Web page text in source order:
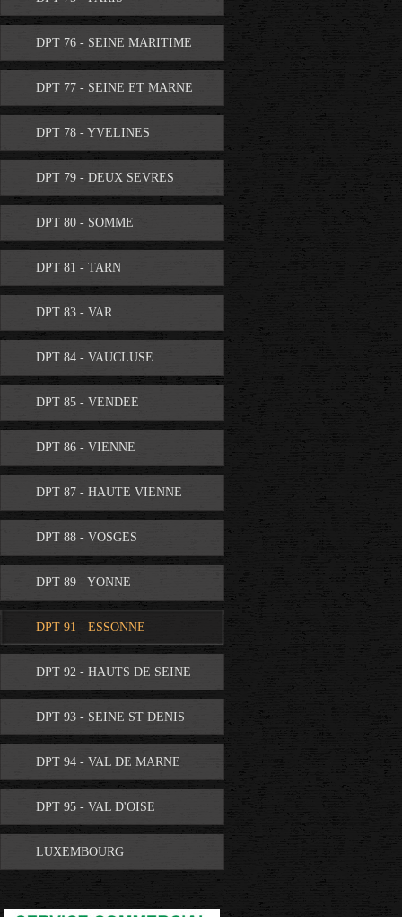
DPT 76 - SEINE MARITIME
DPT 77 - SEINE ET MARNE
DPT 78 - YVELINES
DPT 79 - DEUX SEVRES
DPT 80 - SOMME
DPT 81 - TARN
DPT 83 - VAR
DPT 84 - VAUCLUSE
DPT 85 - VENDEE
DPT 86 - VIENNE
DPT 87 - HAUTE VIENNE
DPT 88 - VOSGES
DPT 89 - YONNE
DPT 91 - ESSONNE
DPT 92 - HAUTS DE SEINE
DPT 93 - SEINE ST DENIS
DPT 94 - VAL DE MARNE
DPT 95 - VAL D'OISE
LUXEMBOURG